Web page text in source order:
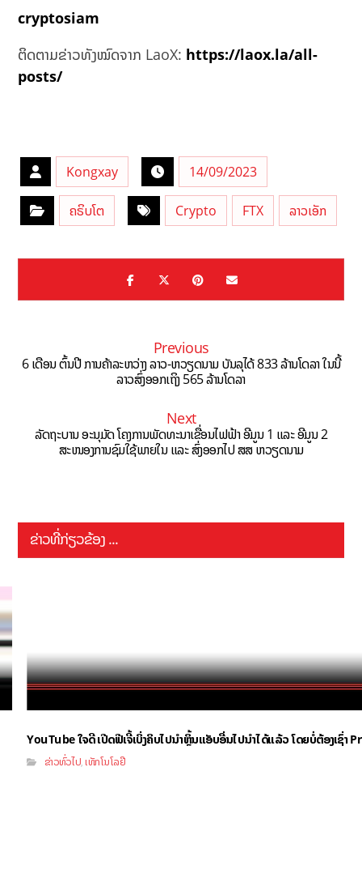
cryptosiam
ຕິດຕາມຂ່າວທັງໝົດຈາກ LaoX: https://laox.la/all-
posts/
Kongxay 14/09/2023
ຄຣິບໂຕ Crypto FTX ລາວເອັກ
Previous
6 ເດືອນ ຕົ້ນປີ ການຄ້າລະຫວ່າງ ລາວ-ຫວຽດນາມ ບັນລຸໄດ້ 833 ລ້ານໂດລາ ໃນນີ້
ລາວສົ່ງອອກເຖິງ 565 ລ້ານໂດລາ
Next
ລັດຖະບານ ອະນຸມັດ ໂຄງການພັດທະນາເຂື່ອນໄຟຟ້າ ອີມູນ 1 ແລະ ອີມູນ 2
ສະໜອງການຊົມໃຊ້ພາຍໃນ ແລະ ສົ່ງອອກໄປ ສສ ຫວຽດນາມ
ຂ່າວທີ່ກ່ຽວຂ້ອງ ...
YouTube ໃຈດີ ເປີດຟີເຈີ້ເບິ່ງຄິບໄປນຳຫຼິ້ນແອັບອື່ນໄປນຳໄດ້ແລ້ວ ໂດຍບໍ່ຕ້ອງເຊົ່າ
ຂ່າວທົ່ວໄປ,ເທັກໂນໂລຢີ